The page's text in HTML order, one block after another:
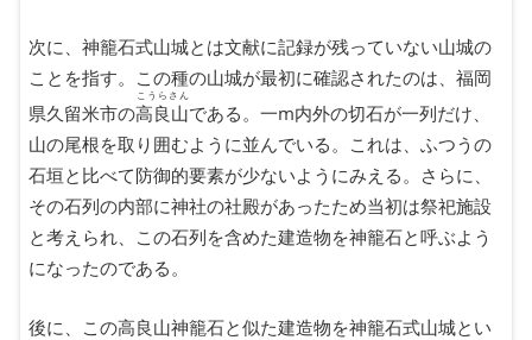
次に、神籠石式山城とは文献に記録が残っていない山城の
ことを指す。この種の山城が最初に確認されたのは、福岡
県久留米市の高良山
こうらさん
である。一m内外の切石が一列だけ、
山の尾根を取り囲むように並んでいる。これは、ふつうの
石垣と比べて防御的要素が少ないようにみえる。さらに、
その石列の内部に神社の社殿があったため当初は祭祀施設
と考えられ、この石列を含めた建造物を神籠石と呼ぶよう
になったのである。
後に、この高良山神籠石と似た建造物を神籠石式山城とい